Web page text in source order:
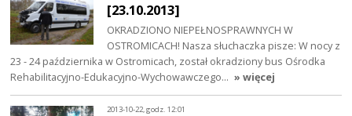
[23.10.2013]
OKRADZIONO NIEPEŁNOSPRAWNYCH W
OSTROMICACH! Nasza słuchaczka pisze: W nocy z
23 - 24 października w Ostromicach, został okradziony bus Ośrodka
Rehabilitacyjno-Edukacyjno-Wychowawczego… » więcej
2013-10-22, godz. 12:01